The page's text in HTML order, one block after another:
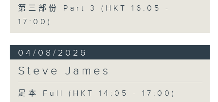
第三部份 Part 3 (HKT 16:05 -
17:00)
04/08/2026
Steve James
足本 Full (HKT 14:05 - 17:00)